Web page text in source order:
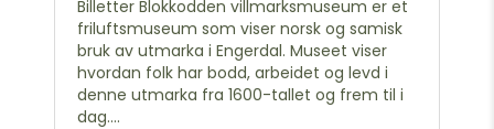
Billetter Blokkodden villmarksmuseum er et
friluftsmuseum som viser norsk og samisk
bruk av utmarka i Engerdal. Museet viser
hvordan folk har bodd, arbeidet og levd i
denne utmarka fra 1600-tallet og frem til i
dag....